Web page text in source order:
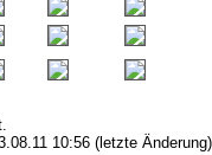
10:56 (letzte Änderung)